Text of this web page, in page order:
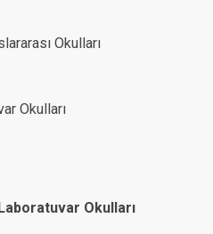
Okulları
Okulları
Okulları